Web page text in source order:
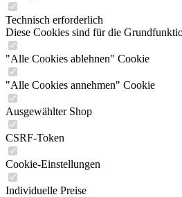
Technisch erforderlich
Diese Cookies sind für die
"Alle Cookies ablehnen" Cookie
"Alle Cookies annehmen" Cookie
Ausgewählter Shop
CSRF-Token
Cookie-Einstellungen
Individuelle Preise